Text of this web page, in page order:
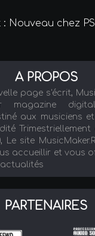
Nouveau chez
A PROPOS
page s'écrit,
magazine
aux musiciens
Le site
accueillir et vous
PARTENAIRES